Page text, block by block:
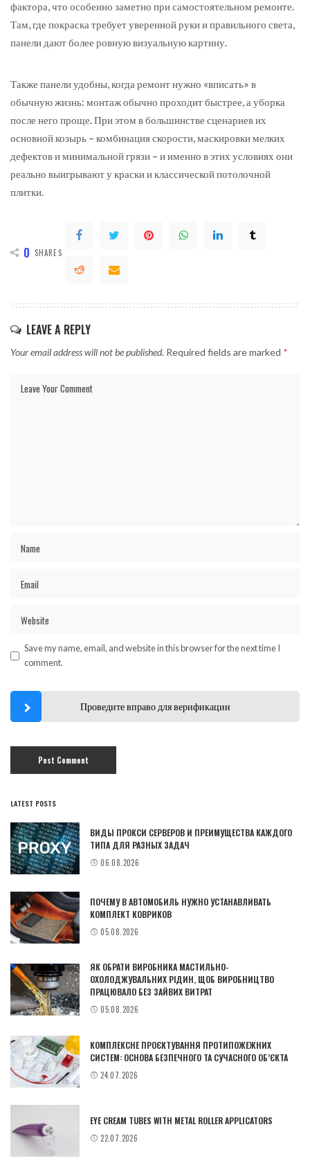
фактора, что особенно заметно при самостоятельном ремонте.
Там, где покраска требует уверенной руки и правильного света,
панели дают более ровную визуальную картину.
Также панели удобны, когда ремонт нужно «вписать» в
обычную жизнь: монтаж обычно проходит быстрее, а уборка
после него проще. При этом в большинстве сценариев их
основной козырь – комбинация скорости, маскировки мелких
дефектов и минимальной грязи – и именно в этих условиях они
реально выигрывают у краски и классической потолочной
плитки.
0 SHARES
LEAVE A REPLY
Your email address will not be published. Required fields are marked *
Save my name, email, and website in this browser for the next time I
comment.
Проведите вправо для верификации
LATEST POSTS
ВИДЫ ПРОКСИ СЕРВЕРОВ И ПРЕИМУЩЕСТВА КАЖДОГО
ТИПА ДЛЯ РАЗНЫХ ЗАДАЧ
06.08.2026
ПОЧЕМУ В АВТОМОБИЛЬ НУЖНО УСТАНАВЛИВАТЬ
КОМПЛЕКТ КОВРИКОВ
05.08.2026
ЯК ОБРАТИ ВИРОБНИКА МАСТИЛЬНО-
ОХОЛОДЖУВАЛЬНИХ РІДИН, ЩОБ ВИРОБНИЦТВО
ПРАЦЮВАЛО БЕЗ ЗАЙВИХ ВИТРАТ
05.08.2026
КОМПЛЕКСНЕ ПРОЄКТУВАННЯ ПРОТИПОЖЕЖНИХ
СИСТЕМ: ОСНОВА БЕЗПЕЧНОГО ТА СУЧАСНОГО ОБ’ЄКТА
24.07.2026
EYE CREAM TUBES WITH METAL ROLLER APPLICATORS
22.07.2026